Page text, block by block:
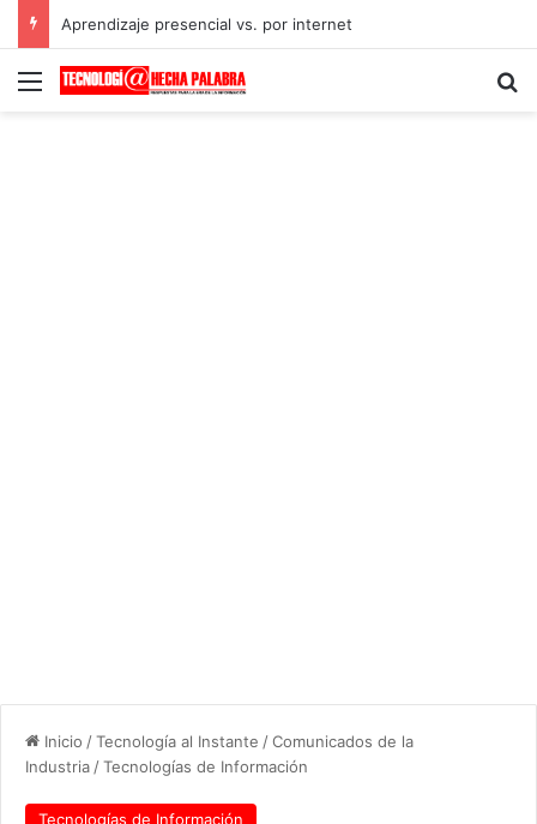
Aprendizaje presencial vs. por internet
Menú
Inicio /Tecnología al Instante /Comunicados de la
Industria /Tecnologías de Información
Tecnologías de Información